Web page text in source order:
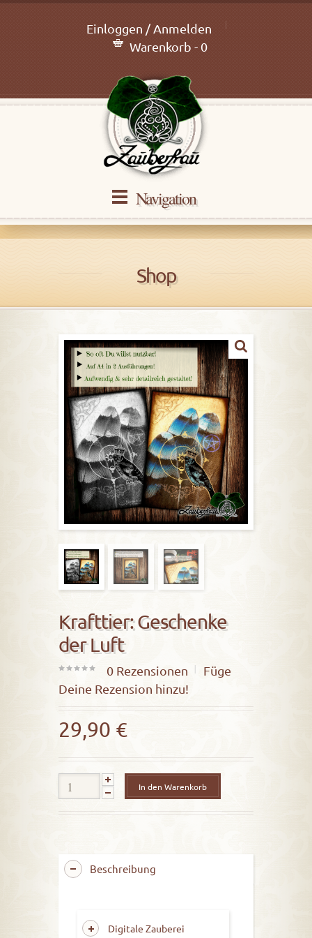
Einloggen / Anmelden
Warenkorb - 0
Navigation
Shop
Krafttier: Geschenke
der Luft
out
5
0 Rezensionen
Füge
Deine Rezension hinzu!
29,90 €
In den Warenkorb
Beschreibung
Digitale Zauberei